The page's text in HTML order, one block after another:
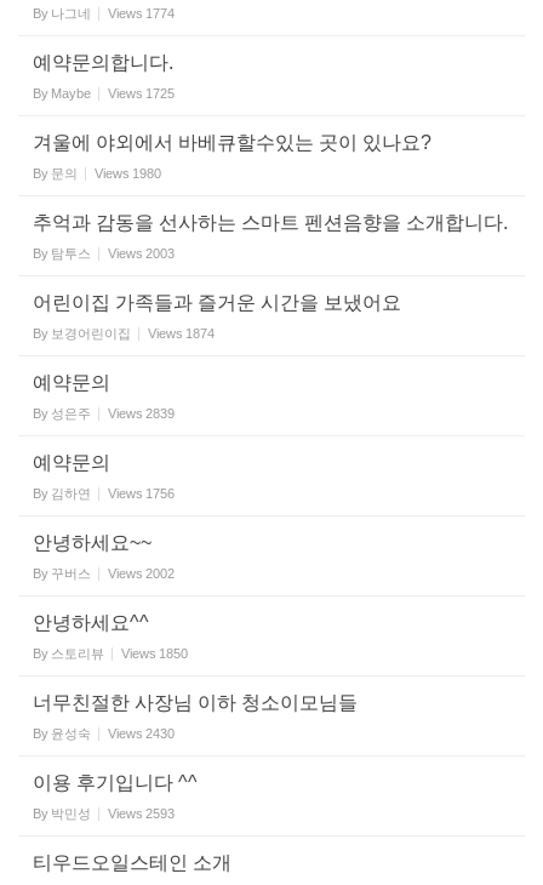
By 나그네 Views 1774
예약문의합니다.
By Maybe Views 1725
겨울에 야외에서 바베큐할수있는 곳이 있나요?
By 문의 Views 1980
추억과 감동을 선사하는 스마트 펜션음향을 소개합니다.
By 탐투스 Views 2003
어린이집 가족들과 즐거운 시간을 보냈어요
By 보경어린이집 Views 1874
예약문의
By 성은주 Views 2839
예약문의
By 김하연 Views 1756
안녕하세요~~
By 꾸버스 Views 2002
안녕하세요^^
By 스토리뷰 Views 1850
너무친절한 사장님 이하 청소이모님들
By 윤성숙 Views 2430
이용 후기입니다 ^^
By 박민성 Views 2593
티우드오일스테인 소개